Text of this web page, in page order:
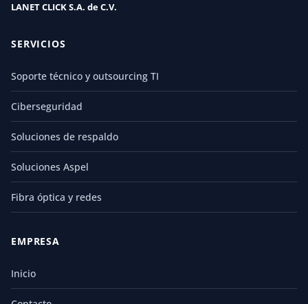
LANET CLICK S.A. de C.V.
SERVICIOS
Soporte técnico y outsourcing TI
Ciberseguridad
Soluciones de respaldo
Soluciones Aspel
Fibra óptica y redes
EMPRESA
Inicio